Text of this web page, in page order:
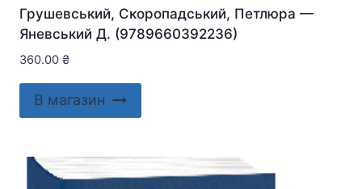
Грушевський, Скоропадський, Петлюра —
Яневський Д. (9789660392236)
360.00 ₴
В магазин